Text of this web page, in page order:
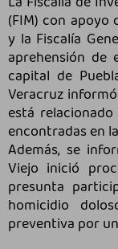
(FIM) con apoyo
y la Fiscalía
aprehensión de
capital de
Veracruz
está
encontradas en
Además, se
Viejo inició
presunta
homicidio
preventiva por